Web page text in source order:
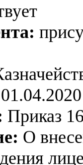
Приказ
О